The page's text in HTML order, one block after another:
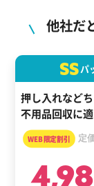
他社だ
SSパ
押し入れなど
不用品回収に
定